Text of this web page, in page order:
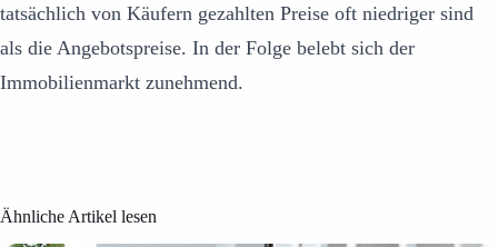
tatsächlich von Käufern gezahlten Preise oft niedriger sind
als die Angebotspreise. In der Folge belebt sich der
Immobilienmarkt zunehmend.
Ähnliche Artikel lesen